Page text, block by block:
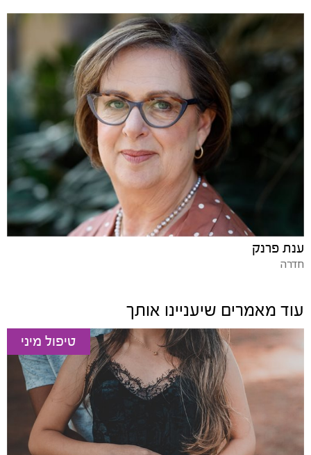
ענת פרנק
חדרה
עוד מאמרים שיעניינו אותך
טיפול מיני